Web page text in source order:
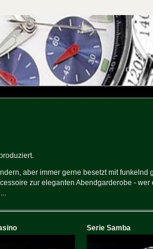
aber immer gerne besetzt mit funkelnd
zur eleganten Abendgarderobe - wer
Serie Samba